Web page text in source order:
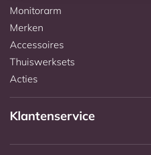
Monitorarm
Merken
Accessoires
Thuiswerksets
Acties
Klantenservice